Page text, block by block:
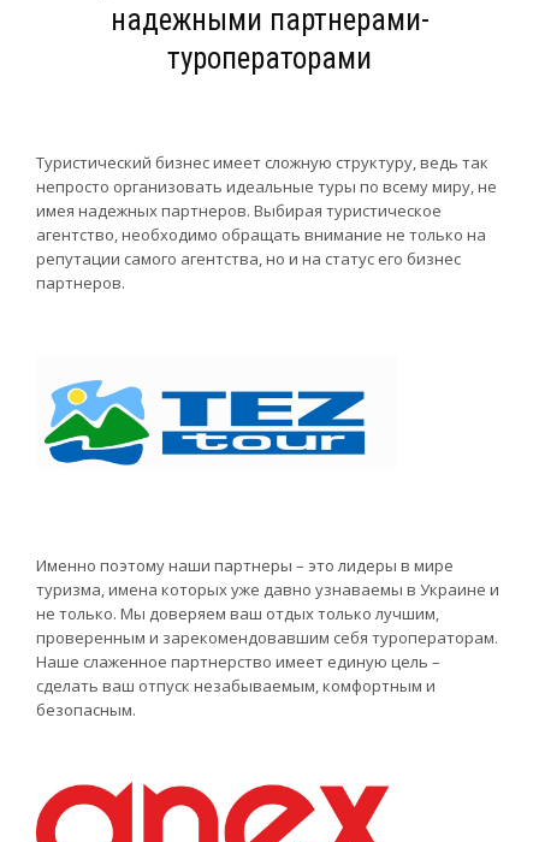
надежными партнерами-
туроператорами
Туристический бизнес имеет сложную структуру, ведь так
непросто организовать идеальные туры по всему миру, не
имея надежных партнеров. Выбирая туристическое
агентство, необходимо обращать внимание не только на
репутации самого агентства, но и на статус его бизнес
партнеров.
Именно поэтому наши партнеры – это лидеры в мире
туризма, имена которых уже давно узнаваемы в Украине и
не только. Мы доверяем ваш отдых только лучшим,
проверенным и зарекомендовавшим себя туроператорам.
Наше слаженное партнерство имеет единую цель –
сделать ваш отпуск незабываемым, комфортным и
безопасным.